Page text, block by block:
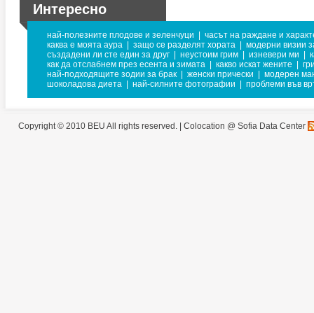
Интересно
най-полезните плодове и зеленчуци
часът на раждане и
каква е моята аура
защо се разделят хората
модерни визии
създадени ли сте един за друг
неустоим грим изневери ми
как да отслабнем през есента и зимата
какво искат жените
най-подходящите зодии за брак
женски прически
модерен
шоколадова диета
най-силните фотографии проблеми във
Copyright © 2010 BEU All rights reserved. | Colocation @ Sofia Data Center